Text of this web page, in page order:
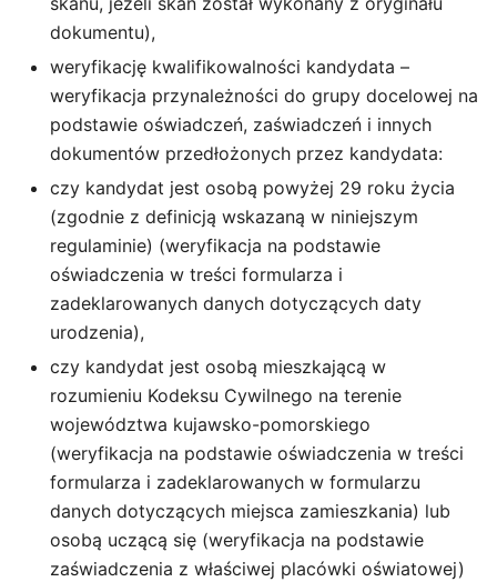
dokumentu),
weryfikację kwalifikowalności kandydata –
weryfikacja przynależności do grupy docelowej na
podstawie oświadczeń, zaświadczeń i innych
dokumentów przedłożonych przez kandydata:
czy kandydat jest osobą powyżej 29 roku życia
(zgodnie z definicją wskazaną w niniejszym
regulaminie) (weryfikacja na podstawie
oświadczenia w treści formularza i
zadeklarowanych danych dotyczących daty
urodzenia),
czy kandydat jest osobą mieszkającą w
rozumieniu Kodeksu Cywilnego na terenie
województwa kujawsko-pomorskiego
(weryfikacja na podstawie oświadczenia w treści
formularza i zadeklarowanych w formularzu
danych dotyczących miejsca zamieszkania) lub
osobą uczącą się (weryfikacja na podstawie
zaświadczenia z właściwej placówki oświatowej)